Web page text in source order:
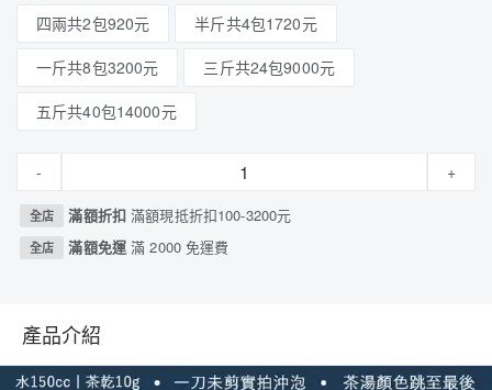
四兩共2包920元
半斤共4包1720元
一斤共8包3200元
三斤共24包9000元
五斤共40包14000元
- +
全店 滿額折扣滿額現抵折扣100-3200元
全店 滿額免運滿 2000 免運費
產品介紹